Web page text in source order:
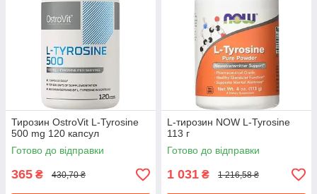
Тирозин OstroVit L-Tyrosine
500 mg 120 капсул
Готово до відправки
365 ₴ 430,70 ₴
L-тирозин NOW L-Tyrosine
113 г
Готово до відправки
1 031 ₴ 1 216,58 ₴